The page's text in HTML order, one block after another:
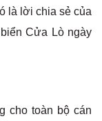
là lời chia sẻ của
Cửa Lò ngày
cho toàn bộ cán